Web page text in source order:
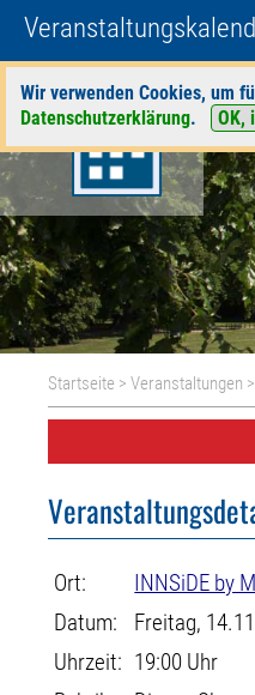
Wir verwenden Cookies, um
Datenschutzerklärung. OK,
Startseite >Veranstaltungen >
Ort:
INNSiDE by
Datum:
Freitag,
Uhrzeit: 19:00 Uhr